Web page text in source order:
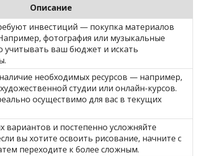
Описание
инвестиций — покупка материалов
фотография или музыкальные
учитывать ваш бюджет и искать
необходимых ресурсов — например,
студии или онлайн-курсов.
осуществимо для вас в текущих
вариантов и постепенно усложняйте
вы хотите освоить рисование, начните с
переходите к более сложным.